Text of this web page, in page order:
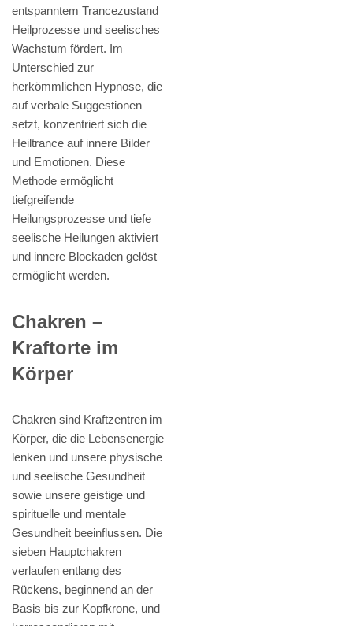
entspanntem Trancezustand
Heilprozesse und seelisches
Wachstum fördert. Im
Unterschied zur
herkömmlichen Hypnose, die
auf verbale Suggestionen
setzt, konzentriert sich die
Heiltrance auf innere Bilder
und Emotionen. Diese
Methode ermöglicht
tiefgreifende
Heilungsprozesse und tiefe
seelische Heilungen aktiviert
und innere Blockaden gelöst
ermöglicht werden.
Chakren –
Kraftorte im
Körper
Chakren sind Kraftzentren im
Körper, die die Lebensenergie
lenken und unsere physische
und seelische Gesundheit
sowie unsere geistige und
spirituelle und mentale
Gesundheit beeinflussen. Die
sieben Hauptchakren
verlaufen entlang des
Rückens, beginnend an der
Basis bis zur Kopfkrone, und